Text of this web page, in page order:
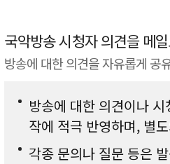
국악방송 시청자 의견을 메
방송에 대한 의견을 자유롭게 공
방송에 대한 의견이나
작에 적극 반영하며, 별
각종 문의나 질문 등은